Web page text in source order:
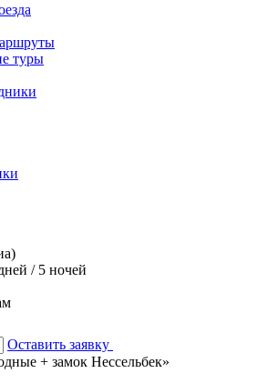
туры
/ 5 ночей
Оставить заявку
+ замок Нессельбек»